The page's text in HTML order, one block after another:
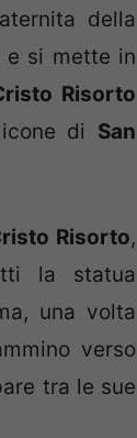
della
e si mette in
Risorto
di San
Risorto,
la statua
una volta
verso
tra le sue